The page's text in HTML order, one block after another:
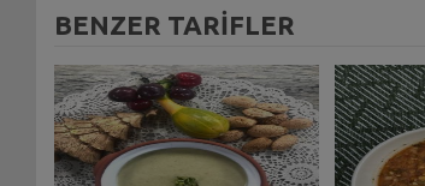
BENZER TARİFLER